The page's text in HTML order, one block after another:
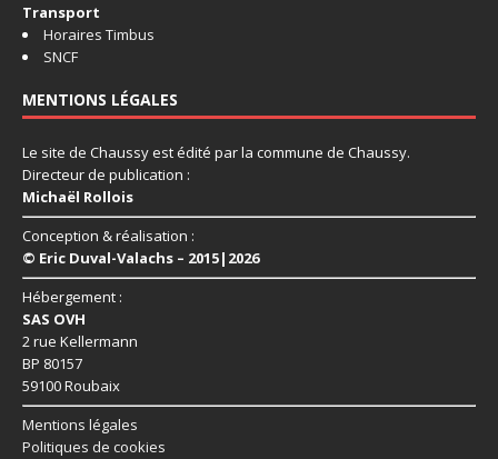
Transport
Horaires Timbus
SNCF
MENTIONS LÉGALES
Le site de Chaussy est édité par la commune de Chaussy.
Directeur de publication :
Michaël Rollois
Conception & réalisation :
© Eric Duval-Valachs – 2015|2026
Hébergement :
SAS OVH
2 rue Kellermann
BP 80157
59100 Roubaix
Mentions légales
Politiques de cookies